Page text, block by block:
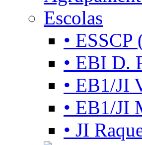
Escolas
• ESSCP
• EBI D.
• EB1/JI
• EB1/JI
• JI